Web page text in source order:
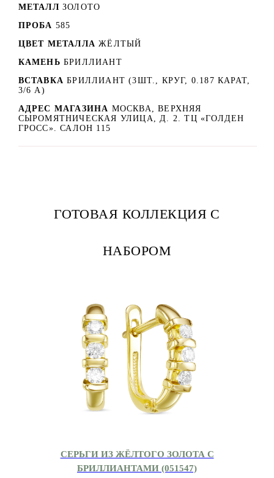
МЕТАЛЛ ЗОЛОТО
ПРОБА 585
ЦВЕТ МЕТАЛЛА ЖЁЛТЫЙ
КАМЕНЬ БРИЛЛИАНТ
ВСТАВКА БРИЛЛИАНТ (3ШТ., КРУГ, 0.187 КАРАТ,
3/6 А)
АДРЕС МАГАЗИНА МОСКВА, ВЕРХНЯЯ
СЫРОМЯТНИЧЕСКАЯ УЛИЦА, Д. 2. ТЦ «ГОЛДЕН
ГРОСС». САЛОН 115
ГОТОВАЯ КОЛЛЕКЦИЯ С
НАБОРОМ
СЕРЬГИ ИЗ ЖЁЛТОГО ЗОЛОТА С
БРИЛЛИАНТАМИ (051547)